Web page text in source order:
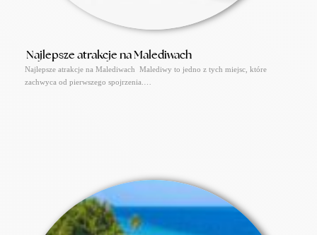
Najlepsze atrakcje na Malediwach
Najlepsze atrakcje na Malediwach Malediwy to jedno z tych miejsc, które
zachwyca od pierwszego spojrzenia.…